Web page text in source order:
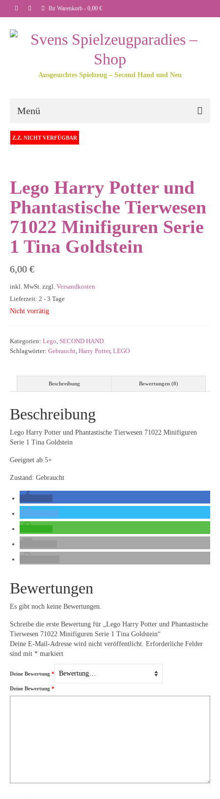
Ihr Warenkorb - 0,00 €
Ausgesuchtes Spielzeug – Second Hand und Neu
Menü
Z.Z. NICHT VERFÜGBAR
Lego Harry Potter und
Phantastische Tierwesen
71022 Minifiguren Serie
1 Tina Goldstein
6,00 €
inkl. MwSt. zzgl. Versandkosten
Lieferzeit: 2 - 3 Tage
Nicht vorrätig
Kategorien: Lego SECOND HAND
Schlagwörter: Gebraucht Harry Potter, LEGO
Beschreibung Bewertungen (0)
Beschreibung
Lego Harry Potter und Phantastische Tierwesen 71022 Minifiguren
Serie 1 Tina Goldstein
Geeignet ab 5+
Zustand: Gebraucht
Bewertungen
Es gibt noch keine Bewertungen.
Schreibe die erste Bewertung für „Lego Harry Potter und Phantastische
Tierwesen 71022 Minifiguren Serie 1 Tina Goldstein“
Deine E-Mail-Adresse wird nicht veröffentlicht. Erforderliche Felder
sind mit * markiert
Deine Bewertung *
Deine Bewertung *